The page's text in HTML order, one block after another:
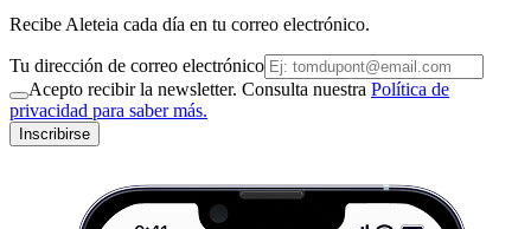
Recibe Aleteia cada día en tu correo electrónico.
Tu dirección de correo electrónico
Acepto recibir la newsletter. Consulta nuestra Política de
privacidad para saber más.
Inscribirse